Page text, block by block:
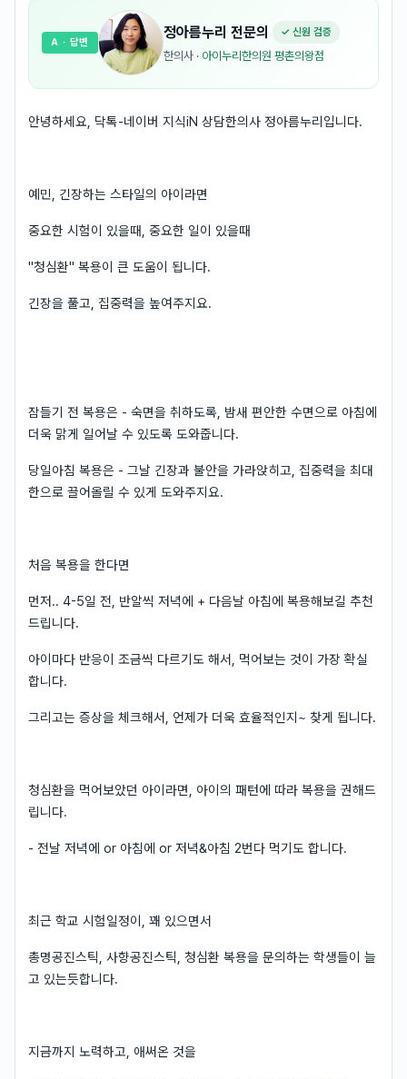
정아름누리 전문의 ✓ 신원 검증
한의사 · 아이누리한의원 평촌의왕점
A · 답변
안녕하세요, 닥톡-네이버 지식iN 상담한의사 정아름누리입니다.
예민, 긴장하는 스타일의 아이라면
중요한 시험이 있을때, 중요한 일이 있을때
"청심환" 복용이 큰 도움이 됩니다.
긴장을 풀고, 집중력을 높여주지요.
잠들기 전 복용은 - 숙면을 취하도록, 밤새 편안한 수면으로 아침에
더욱 맑게 일어날 수 있도록 도와줍니다.
당일아침 복용은 - 그날 긴장과 불안을 가라앉히고, 집중력을 최대
한으로 끌어올릴 수 있게 도와주지요.
처음 복용을 한다면
먼저.. 4-5일 전, 반알씩 저녁에 + 다음날 아침에 복용해보길 추천
드립니다.
아이마다 반응이 조금씩 다르기도 해서, 먹어보는 것이 가장 확실
합니다.
그리고는 증상을 체크해서, 언제가 더욱 효율적인지~ 찾게 됩니다.
청심환을 먹어보았던 아이라면, 아이의 패턴에 따라 복용을 권해드
립니다.
- 전날 저녁에 or 아침에 or 저녁&아침 2번다 먹기도 합니다.
최근 학교 시험일정이, 꽤 있으면서
총명공진스틱, 사향공진스틱, 청심환 복용을 문의하는 학생들이 늘
고 있는듯합니다.
지금까지 노력하고, 애써온 것을